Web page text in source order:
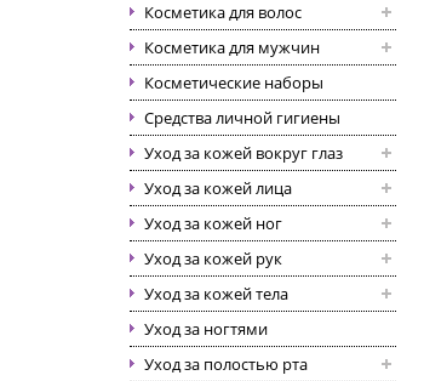
Косметика для волос
Косметика для мужчин
Косметические наборы
Средства личной гигиены
Уход за кожей вокруг глаз
Уход за кожей лица
Уход за кожей ног
Уход за кожей рук
Уход за кожей тела
Уход за ногтями
Уход за полостью рта
FACIAL MASK
BAMBOO CHARCOAL KONJAC
SPONGE